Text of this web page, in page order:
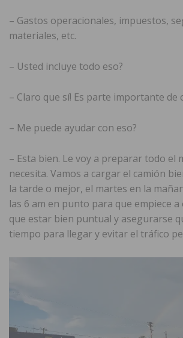
– Gastos operacionales, impuestos,
materiales, etc.
– Usted incluye todo eso?
– Claro que sí! Es parte importante de
– Me puede ayudar con eso?
– Esta bien. Le voy a preparar todo el
necesita. Vamos a cargar el camión
la tarde o mejor, el martes en la
las 6 am en punto para que empiece
que estar bien puntual y asegurarse
tiempo para llegar y evitar el tráfico